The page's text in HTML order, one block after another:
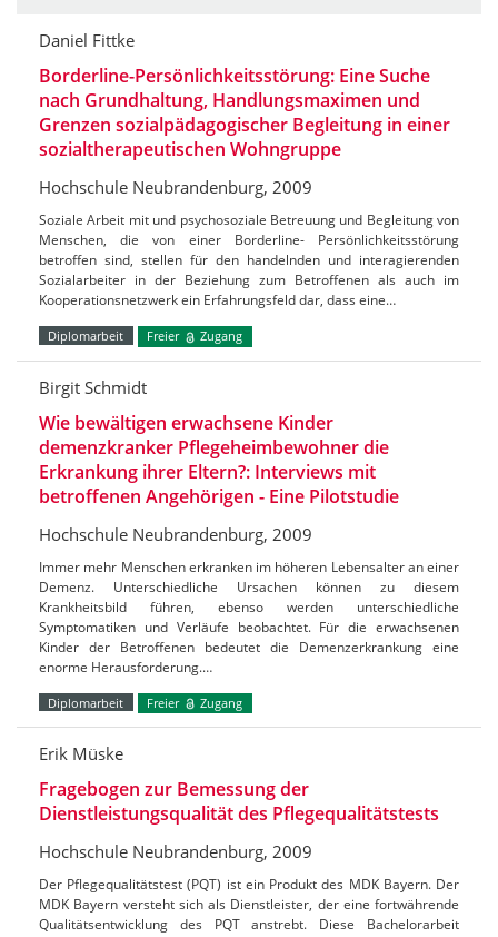
Daniel Fittke
Borderline-Persönlichkeitsstörung: Eine Suche
nach Grundhaltung, Handlungsmaximen und
Grenzen sozialpädagogischer Begleitung in einer
sozialtherapeutischen Wohngruppe
Hochschule Neubrandenburg, 2009
Soziale Arbeit mit und psychosoziale Betreuung und Begleitung von
Menschen, die von einer Borderline- Persönlichkeitsstörung
betroffen sind, stellen für den handelnden und interagierenden
Sozialarbeiter in der Beziehung zum Betroffenen als auch im
Kooperationsnetzwerk ein Erfahrungsfeld dar, dass eine…
Diplomarbeit Freier Zugang
Birgit Schmidt
Wie bewältigen erwachsene Kinder
demenzkranker Pflegeheimbewohner die
Erkrankung ihrer Eltern?: Interviews mit
betroffenen Angehörigen - Eine Pilotstudie
Hochschule Neubrandenburg, 2009
Immer mehr Menschen erkranken im höheren Lebensalter an einer
Demenz. Unterschiedliche Ursachen können zu diesem
Krankheitsbild führen, ebenso werden unterschiedliche
Symptomatiken und Verläufe beobachtet. Für die erwachsenen
Kinder der Betroffenen bedeutet die Demenzerkrankung eine
enorme Herausforderung.…
Diplomarbeit Freier Zugang
Erik Müske
Fragebogen zur Bemessung der
Dienstleistungsqualität des Pflegequalitätstests
Hochschule Neubrandenburg, 2009
Der Pflegequalitätstest (PQT) ist ein Produkt des MDK Bayern. Der
MDK Bayern versteht sich als Dienstleister, der eine fortwährende
Qualitätsentwicklung des PQT anstrebt. Diese Bachelorarbeit